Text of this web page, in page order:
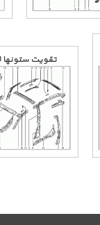
تقویت ستونها 1600